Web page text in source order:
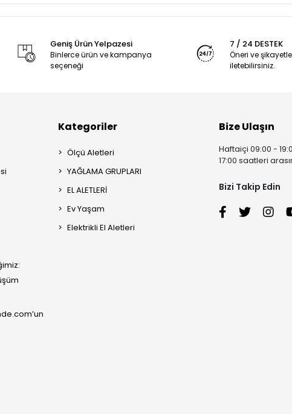
Geniş Ürün Yelpazesi
Binlerce ürün ve kampanya
seçeneği
7 / 24 DESTEK
Öneri ve
iletebilirsiniz.
Kategoriler
Ölçü Aletleri
YAĞLAMA GRUPLARI
EL ALETLERİ
Ev Yaşam
Elektrikli El Aletleri
Bize Ulaşın
Haftaiçi 09:00 -
17:00 saatleri
Bizi Takip Edin